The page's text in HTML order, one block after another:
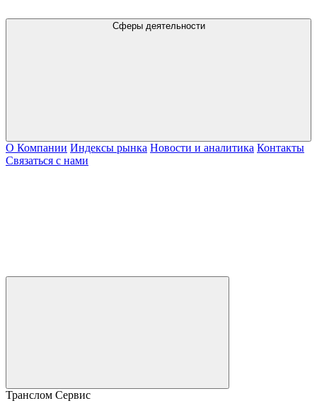
Сферы деятельности
О Компании Индексы рынка Новости и аналитика Контакты
Связаться с нами
Транслом Сервис